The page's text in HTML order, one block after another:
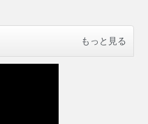
もっと見る